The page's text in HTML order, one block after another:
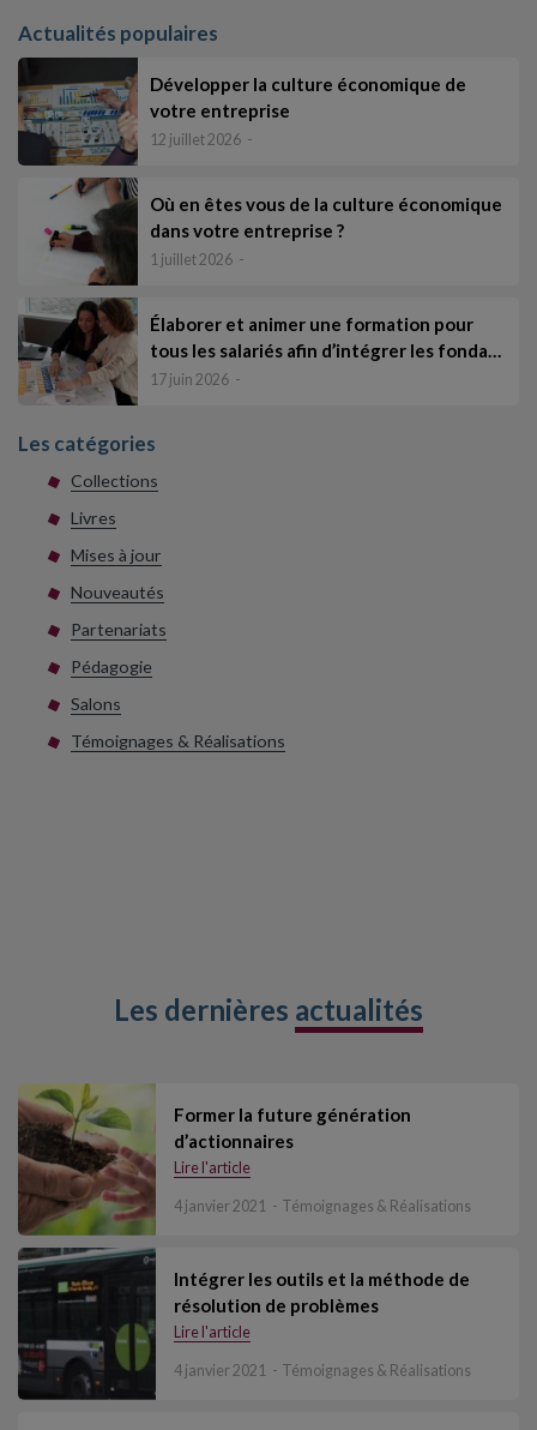
Actualités populaires
Développer la culture économique de
votre entreprise
12 juillet 2026
Où en êtes vous de la culture économique
dans votre entreprise ?
1 juillet 2026
Élaborer et animer une formation pour
tous les salariés afin d’intégrer les fonda…
17 juin 2026
Les catégories
Collections
Livres
Mises à jour
Nouveautés
Partenariats
Pédagogie
Salons
Témoignages & Réalisations
Les dernières actualités
Former la future génération
d’actionnaires
Lire l'article
4 janvier 2021 Témoignages & Réalisations
Intégrer les outils et la méthode de
résolution de problèmes
Lire l'article
4 janvier 2021 Témoignages & Réalisations